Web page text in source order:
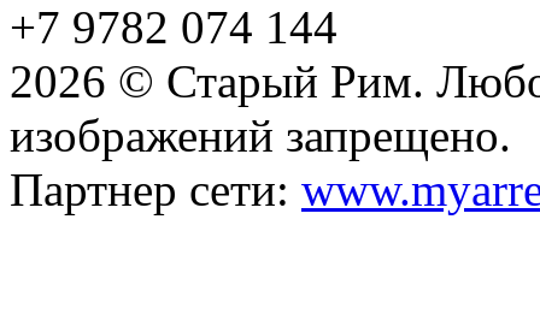
+7 9782 074 144
2026 © Старый Рим.
изображений запрещено.
Партнер сети: